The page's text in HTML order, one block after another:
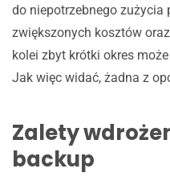
do niepotrzebnego zużycia
zwiększonych kosztów
kolei zbyt krótki okres
Jak więc widać, żadna z
Zalety
backup